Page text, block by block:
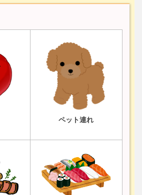
ペット連れ